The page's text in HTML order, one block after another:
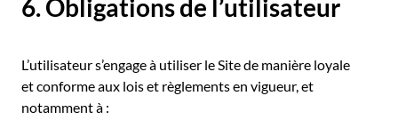
6. Obligations de l’utilisateur
L’utilisateur s’engage à utiliser le Site de manière loyale
et conforme aux lois et règlements en vigueur, et
notamment à :